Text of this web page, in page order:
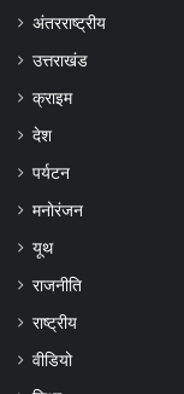
अंतरराष्ट्रीय
उत्तराखंड
क्राइम
देश
पर्यटन
मनोरंजन
यूथ
राजनीति
राष्ट्रीय
वीडियो